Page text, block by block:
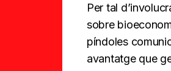
Per tal
sobre
píndoles
avantatge que